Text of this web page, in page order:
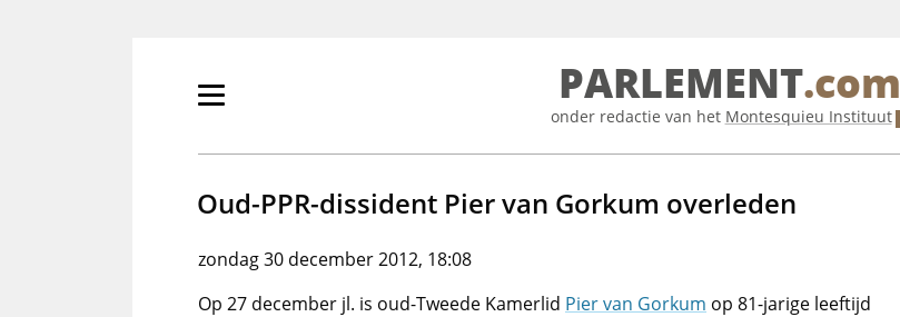
Primair
tonen/verbergen
PARLEMENT.com
onder redactie van het Montesquieu Instituut
Oud-PPR-dissident Pier van Gorkum overleden
zondag 30 december 2012, 18:08
Op 27 december jl. is oud-Tweede Kamerlid Pier van Gorkum op 81-jarige leeftijd